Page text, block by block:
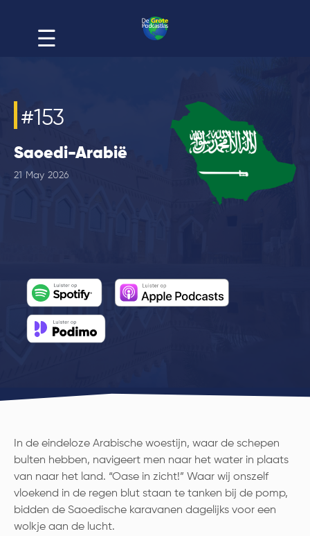
#153
Saoedi-Arabië
21 May 2026
In de eindeloze Arabische woestijn, waar de schepen
bulten hebben, navigeert men naar het water in plaats
van naar het land. “Oase in zicht!” Waar wij onszelf
vloekend in de regen blut staan te tanken bij de pomp,
bidden de Saoedische karavanen dagelijks voor een
wolkje aan de lucht.